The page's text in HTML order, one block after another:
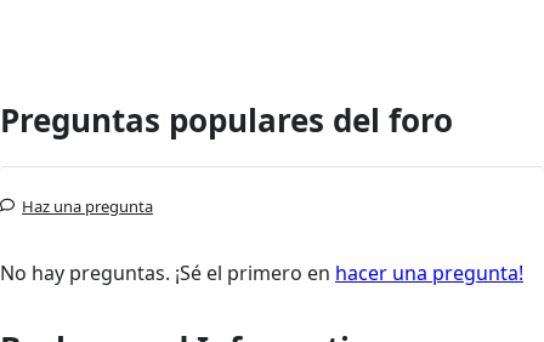
Preguntas populares del foro
Haz una pregunta
No hay preguntas. ¡Sé el primero en hacer una pregunta!